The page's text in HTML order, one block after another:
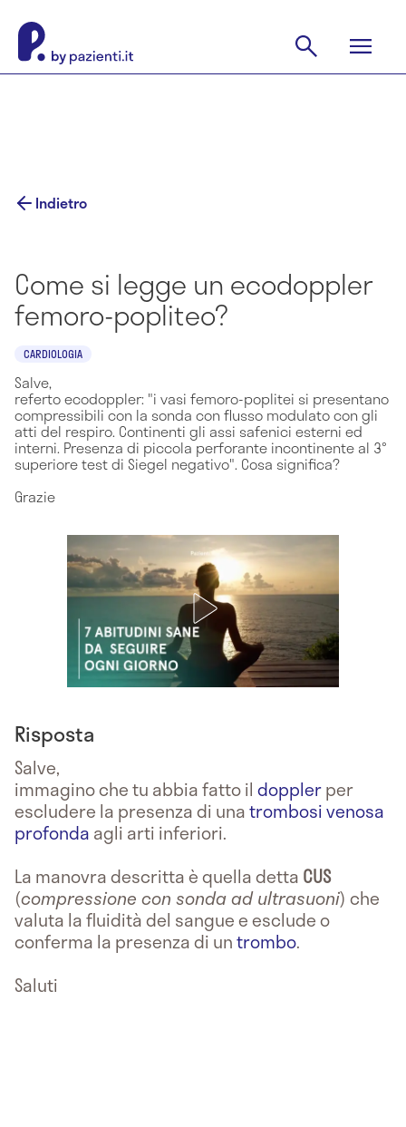
Indietro
Come si legge un ecodoppler
femoro-popliteo?
CARDIOLOGIA
Salve,
referto ecodoppler: "i vasi femoro-poplitei si presentano
compressibili con la sonda con flusso modulato con gli
atti del respiro. Continenti gli assi safenici esterni ed
interni. Presenza di piccola perforante incontinente al 3°
superiore test di Siegel negativo". Cosa significa?
Grazie
Risposta
Salve,
immagino che tu abbia fatto il dopplerper
escludere la presenza di unatrombosi venosa
profonda agli arti inferiori.
La manovra descritta è quella detta CUS
(compressione con sonda ad ultrasuoni) che
valuta la fluidità del sangue e esclude o
conferma la presenza di untrombo.
Saluti